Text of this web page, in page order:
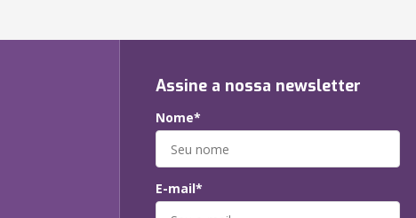
Assine a nossa newsletter
Nome*
E-mail*